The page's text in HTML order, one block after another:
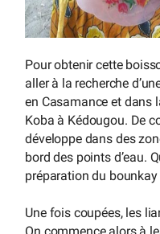
Pour obtenir cette
aller à la recherche
en Casamance et dans
Koba à Kédougou. De
développe dans des
bord des points d’eau.
préparation du
Une fois coupées, les